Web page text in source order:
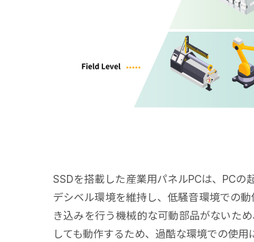
SSDを搭載した産業用パネルPCは、PC
デシベル環境を維持し、低騒音環境での
き込みを行う機械的な可動部品がないた
しても動作するため、過酷な環境での使用